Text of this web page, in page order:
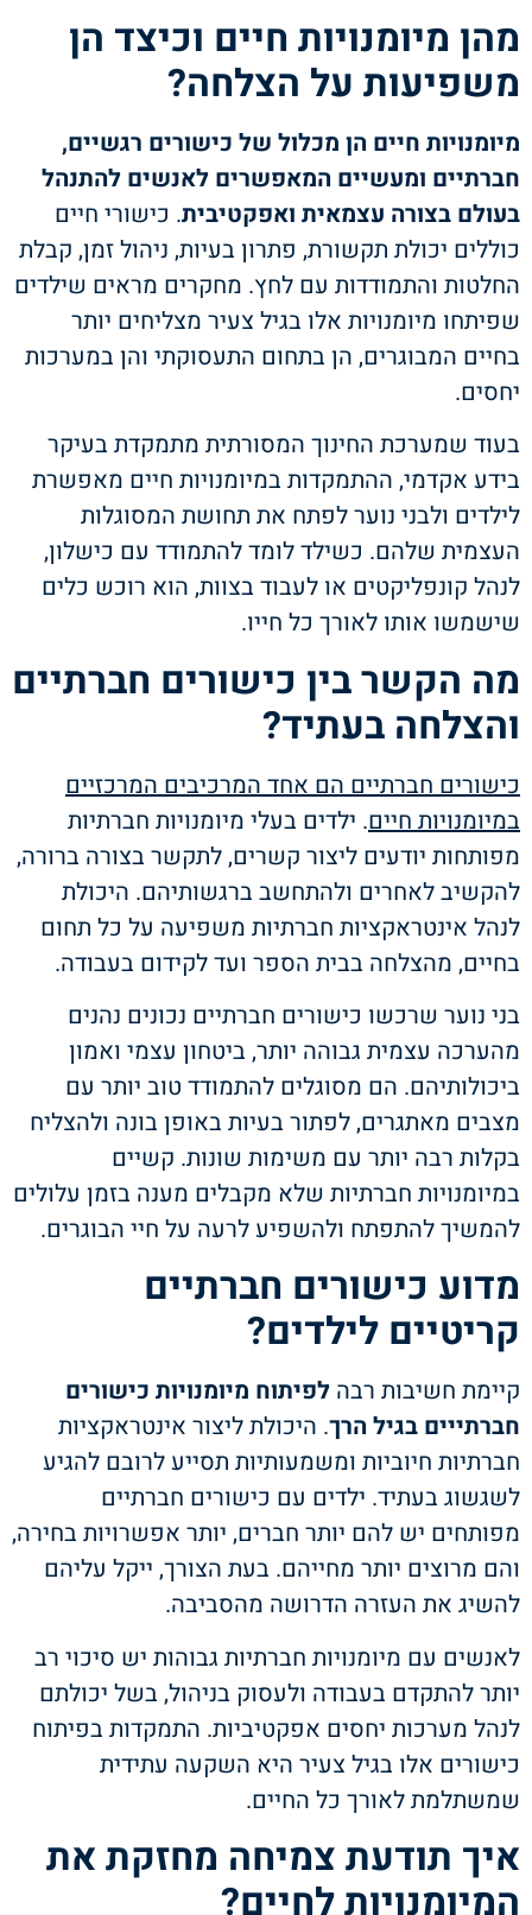
מהן מיומנויות חיים וכיצד הן
משפיעות על הצלחה?
מיומנויות חיים הן מכלול של כישורים רגשיים,
חברתיים ומעשיים המאפשרים לאנשים להתנהל
בעולם בצורה עצמאית ואפקטיבית. כישורי חיים
כוללים יכולת תקשורת, פתרון בעיות, ניהול זמן, קבלת
החלטות והתמודדות עם לחץ. מחקרים מראים שילדים
שפיתחו מיומנויות אלו בגיל צעיר מצליחים יותר
בחיים המבוגרים, הן בתחום התעסוקתי והן במערכות
יחסים.
בעוד שמערכת החינוך המסורתית מתמקדת בעיקר
בידע אקדמי, ההתמקדות במיומנויות חיים מאפשרת
לילדים ולבני נוער לפתח את תחושת המסוגלות
העצמית שלהם. כשילד לומד להתמודד עם כישלון,
לנהל קונפליקטים או לעבוד בצוות, הוא רוכש כלים
שישמשו אותו לאורך כל חייו.
מה הקשר בין כישורים חברתיים
והצלחה בעתיד?
כישורים חברתיים הם אחד המרכיבים המרכזיים
במיומנויות חיים. ילדים בעלי מיומנויות חברתיות
מפותחות יודעים ליצור קשרים, לתקשר בצורה ברורה,
להקשיב לאחרים ולהתחשב ברגשותיהם. היכולת
לנהל אינטראקציות חברתיות משפיעה על כל תחום
בחיים, מהצלחה בבית הספר ועד לקידום בעבודה.
בני נוער שרכשו כישורים חברתיים נכונים נהנים
מהערכה עצמית גבוהה יותר, ביטחון עצמי ואמון
ביכולותיהם. הם מסוגלים להתמודד טוב יותר עם
מצבים מאתגרים, לפתור בעיות באופן בונה ולהצליח
בקלות רבה יותר עם משימות שונות. קשיים
במיומנויות חברתיות שלא מקבלים מענה בזמן עלולים
להמשיך להתפתח ולהשפיע לרעה על חיי הבוגרים.
מדוע כישורים חברתיים
קריטיים לילדים?
קיימת חשיבות רבה לפיתוח מיומנויות כישורים
חברתייים בגיל הרך. היכולת ליצור אינטראקציות
חברתיות חיוביות ומשמעותיות תסייע לרובם להגיע
לשגשוג בעתיד. ילדים עם כישורים חברתיים
מפותחים יש להם יותר חברים, יותר אפשרויות בחירה,
והם מרוצים יותר מחייהם. בעת הצורך, ייקל עליהם
להשיג את העזרה הדרושה מהסביבה.
לאנשים עם מיומנויות חברתיות גבוהות יש סיכוי רב
יותר להתקדם בעבודה ולעסוק בניהול, בשל יכולתם
לנהל מערכות יחסים אפקטיביות. התמקדות בפיתוח
כישורים אלו בגיל צעיר היא השקעה עתידית
שמשתלמת לאורך כל החיים.
איך תודעת צמיחה מחזקת את
המיומנויות לחיים?